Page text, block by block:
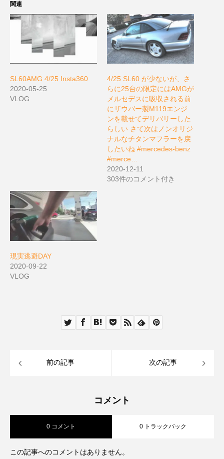
関連
SL60AMG 4/25 Insta360
2020-05-25
VLOG
4/25 SL60 が少ないが、さ
らに25台の限定にはAMGが
メルセデスに吸収される前
にザウバー製M119エンジ
ンを載せてデリバリーした
らしい さて次はノンオリジ
ナルなチタンマフラーを戻
したいね #mercedes-benz
#merce…
2020-12-11
303件のコメント付き
現実逃避DAY
2020-09-22
VLOG
前の記事 次の記事
コメント
0 コメント 0 トラックバック
この記事へのコメントはありません。